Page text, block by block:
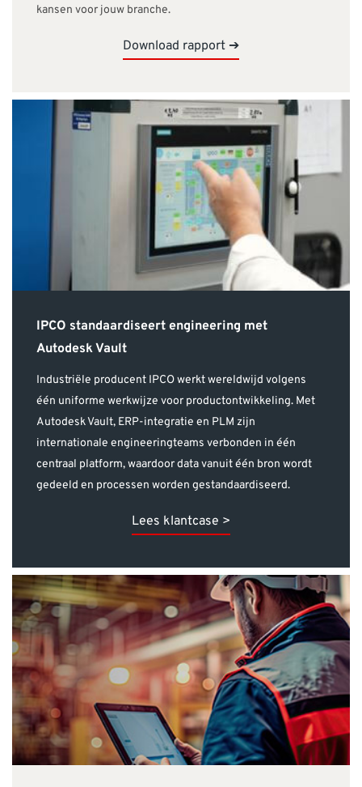
kansen voor jouw branche.
Download rapport ➔
IPCO standaardiseert engineering met
Autodesk Vault
Industriële producent IPCO werkt wereldwijd volgens
één uniforme werkwijze voor productontwikkeling. Met
Autodesk Vault, ERP-integratie en PLM zijn
internationale engineeringteams verbonden in één
centraal platform, waardoor data vanuit één bron wordt
gedeeld en processen worden gestandaardiseerd.
Lees klantcase >